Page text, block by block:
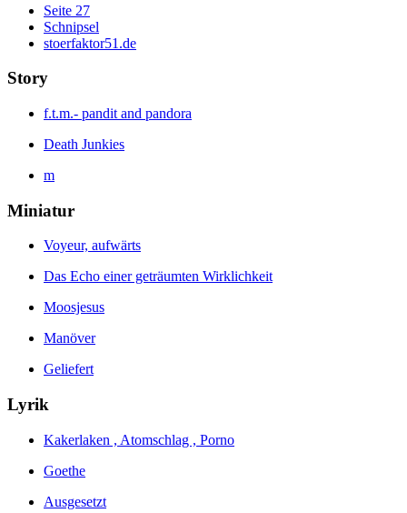
Seite 27
Schnipsel
stoerfaktor51.de
Story
f.t.m.- pandit and pandora
Death Junkies
m
Miniatur
Voyeur, aufwärts
Das Echo einer geträumten Wirklichkeit
Moosjesus
Manöver
Geliefert
Lyrik
Kakerlaken , Atomschlag , Porno
Goethe
Ausgesetzt